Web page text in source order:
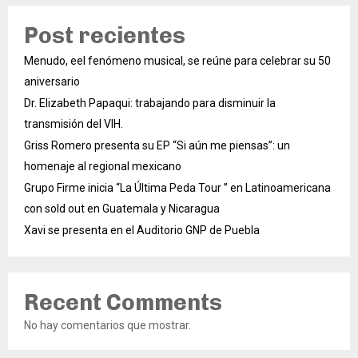
Post recientes
Menudo, eel fenómeno musical, se reúne para celebrar su 50
aniversario
Dr. Elizabeth Papaqui: trabajando para disminuir la
transmisión del VIH.
Griss Romero presenta su EP “Si aún me piensas”: un
homenaje al regional mexicano
Grupo Firme inicia “La Última Peda Tour ” en Latinoamericana
con sold out en Guatemala y Nicaragua
Xavi se presenta en el Auditorio GNP de Puebla
Recent Comments
No hay comentarios que mostrar.